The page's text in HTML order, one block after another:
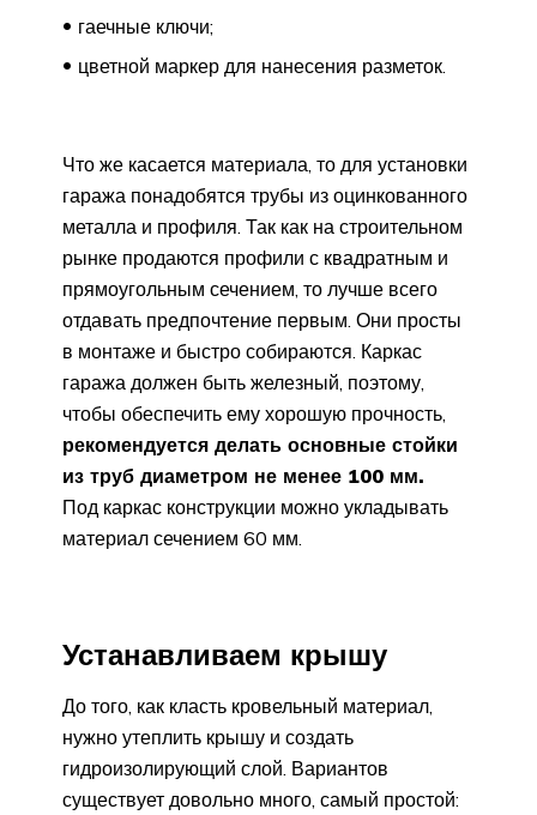
гаечные ключи;
цветной маркер для нанесения разметок.
Что же касается материала, то для установки
гаража понадобятся трубы из оцинкованного
металла и профиля. Так как на строительном
рынке продаются профили с квадратным и
прямоугольным сечением, то лучше всего
отдавать предпочтение первым. Они просты
в монтаже и быстро собираются. Каркас
гаража должен быть железный, поэтому,
чтобы обеспечить ему хорошую прочность,
рекомендуется делать основные стойки
из труб диаметром не менее 100 мм.
Под каркас конструкции можно укладывать
материал сечением 60 мм.
Устанавливаем крышу
До того, как класть кровельный материал,
нужно утеплить крышу и создать
гидроизолирующий слой. Вариантов
существует довольно много, самый простой: